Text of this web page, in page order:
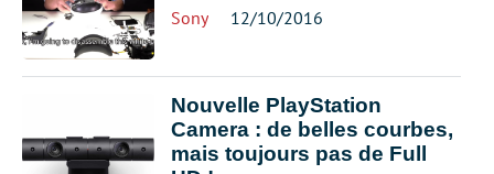
Sony 12/10/2016
Nouvelle PlayStation
Camera : de belles courbes,
mais toujours pas de Full